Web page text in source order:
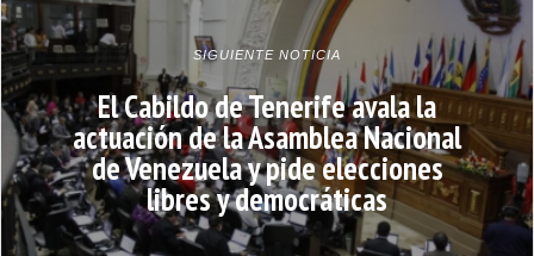
SIGUIENTE NOTICIA
El Cabildo de Tenerife avala la
actuación de la Asamblea Nacional
de Venezuela y pide elecciones
libres y democráticas